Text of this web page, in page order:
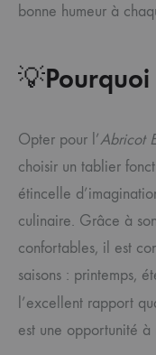
bonne humeur à
💡
Opter pour l’Abricot
choisir un tablier
étincelle
culinaire. Grâce à
confortables, il est
saisons : printemps,
l’excellent rapport
est une opportunité à